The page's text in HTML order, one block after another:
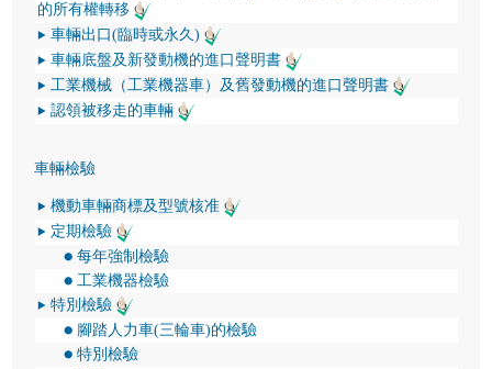
的所有權轉移
車輛出口(臨時或永久)
車輛底盤及新發動機的進口聲明書
工業機械（工業機器車）及舊發動機的進口聲明書
認領被移走的車輛
車輛檢驗
機動車輛商標及型號核准
定期檢驗
每年強制檢驗
工業機器檢驗
特別檢驗
腳踏人力車(三輪車)的檢驗
特別檢驗